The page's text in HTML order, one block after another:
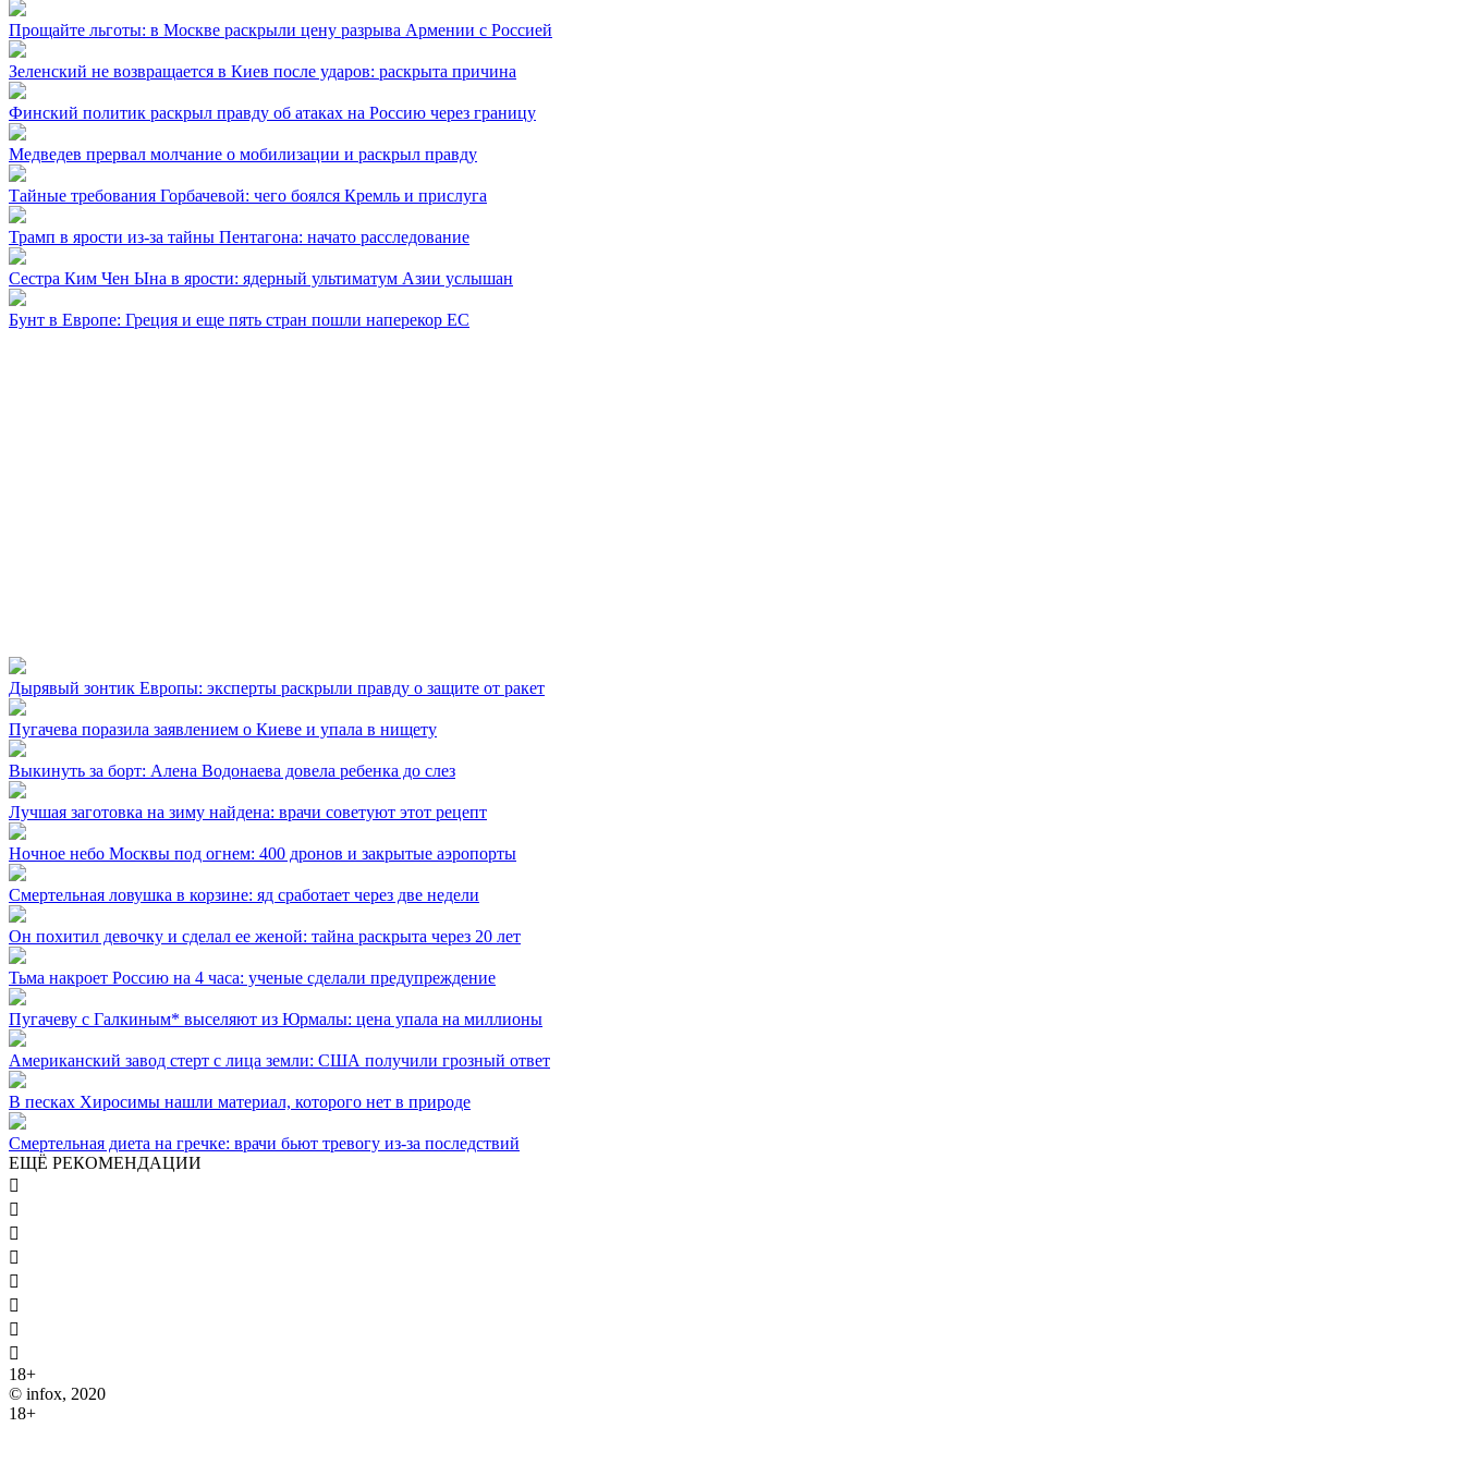
Прощайте льготы: в Москве раскрыли цену разрыва Армении с Россией
Зеленский не возвращается в Киев после ударов: раскрыта причина
Финский политик раскрыл правду об атаках на Россию через границу
Медведев прервал молчание о мобилизации и раскрыл правду
Тайные требования Горбачевой: чего боялся Кремль и прислуга
Трамп в ярости из-за тайны Пентагона: начато расследование
Сестра Ким Чен Ына в ярости: ядерный ультиматум Азии услышан
Бунт в Европе: Греция и еще пять стран пошли наперекор ЕС
Дырявый зонтик Европы: эксперты раскрыли правду о защите от ракет
Пугачева поразила заявлением о Киеве и упала в нищету
Выкинуть за борт: Алена Водонаева довела ребенка до слез
Лучшая заготовка на зиму найдена: врачи советуют этот рецепт
Ночное небо Москвы под огнем: 400 дронов и закрытые аэропорты
Смертельная ловушка в корзине: яд сработает через две недели
Он похитил девочку и сделал ее женой: тайна раскрыта через 20 лет
Тьма накроет Россию на 4 часа: ученые сделали предупреждение
Пугачеву с Галкиным* выселяют из Юрмалы: цена упала на миллионы
Американский завод стерт с лица земли: США получили грозный ответ
В песках Хиросимы нашли материал, которого нет в природе
Смертельная диета на гречке: врачи бьют тревогу из-за последствий
ЕЩЁ РЕКОМЕНДАЦИИ








18+
© infox, 2020
18+